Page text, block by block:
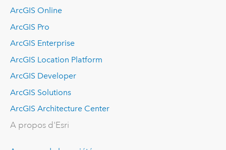
ArcGIS Online
ArcGIS Pro
ArcGIS Enterprise
ArcGIS Location Platform
ArcGIS Developer
ArcGIS Solutions
ArcGIS Architecture Center
A propos d'Esri